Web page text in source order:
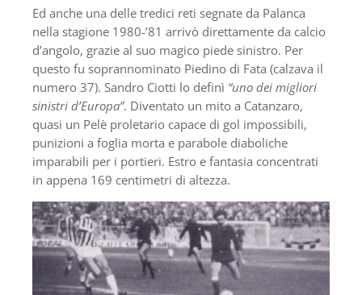
Ed anche una delle tredici reti segnate da Palanca
nella stagione 1980-’81 arrivò direttamente da calcio
d’angolo, grazie al suo magico piede sinistro. Per
questo fu soprannominato Piedino di Fata (calzava il
numero 37). Sandro Ciotti lo definì “uno dei migliori
sinistri d’Europa”. Diventato un mito a Catanzaro,
quasi un Pelè proletario capace di gol impossibili,
punizioni a foglia morta e parabole diaboliche
imparabili per i portieri. Estro e fantasia concentrati
in appena 169 centimetri di altezza.